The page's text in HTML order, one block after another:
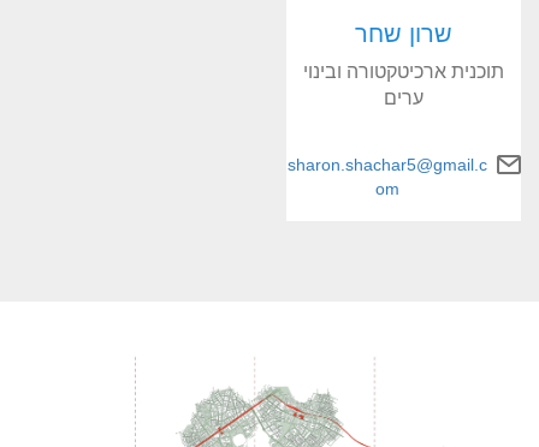
שרון שחר
תוכנית ארכיטקטורה ובינוי
ערים
sharon.shachar5@gmail.c
om